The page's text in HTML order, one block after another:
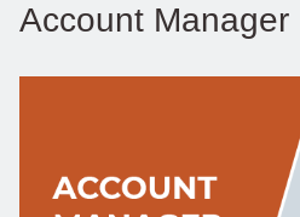
Account Manager